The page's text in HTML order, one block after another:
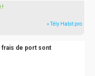
!
» Tély Habit pro
frais de port sont